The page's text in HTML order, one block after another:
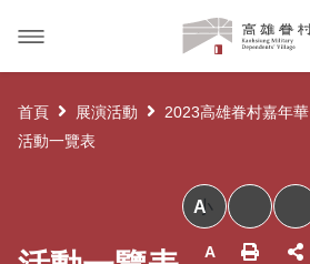
高
雄
眷
首頁 展演活動 2023高雄眷村嘉年華
活動一覽表
小